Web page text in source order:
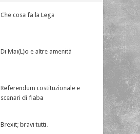
Che cosa fa la Lega
Di Mai(L)o e altre amenità
Referendum costituzionale e
scenari di fiaba
Brexit; bravi tutti.